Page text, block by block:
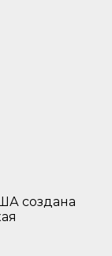
создана